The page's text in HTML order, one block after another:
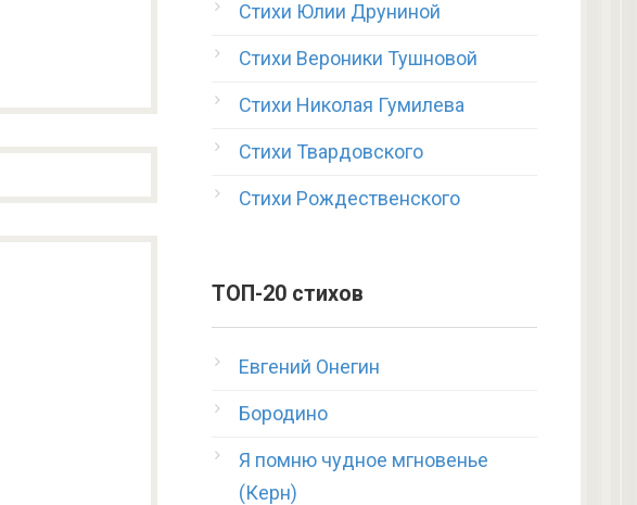
Стихи Юлии Друниной
Стихи Вероники Тушновой
Стихи Николая Гумилева
Стихи Твардовского
Стихи Рождественского
ТОП-20 стихов
Евгений Онегин
Бородино
Я помню чудное мгновенье
(Керн)